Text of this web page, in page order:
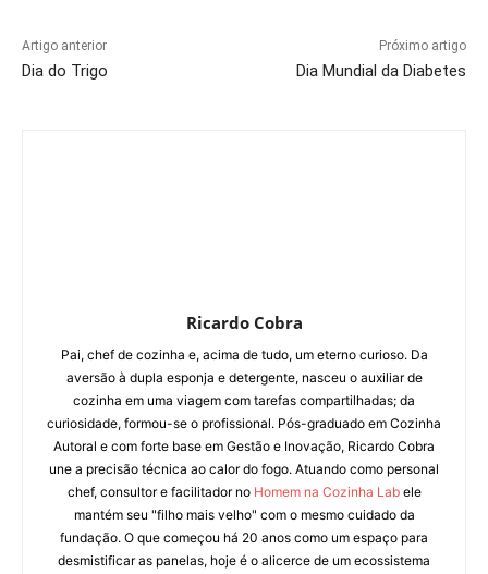
Artigo anterior
Dia do Trigo
Próximo artigo
Dia Mundial da Diabetes
Ricardo Cobra
Pai, chef de cozinha e, acima de tudo, um eterno curioso. Da
aversão à dupla esponja e detergente, nasceu o auxiliar de
cozinha em uma viagem com tarefas compartilhadas; da
curiosidade, formou-se o profissional. Pós-graduado em Cozinha
Autoral e com forte base em Gestão e Inovação, Ricardo Cobra
une a precisão técnica ao calor do fogo. Atuando como personal
chef, consultor e facilitador no Homem na Cozinha Labele
mantém seu "filho mais velho" com o mesmo cuidado da
fundação. O que começou há 20 anos como um espaço para
desmistificar as panelas, hoje é o alicerce de um ecossistema